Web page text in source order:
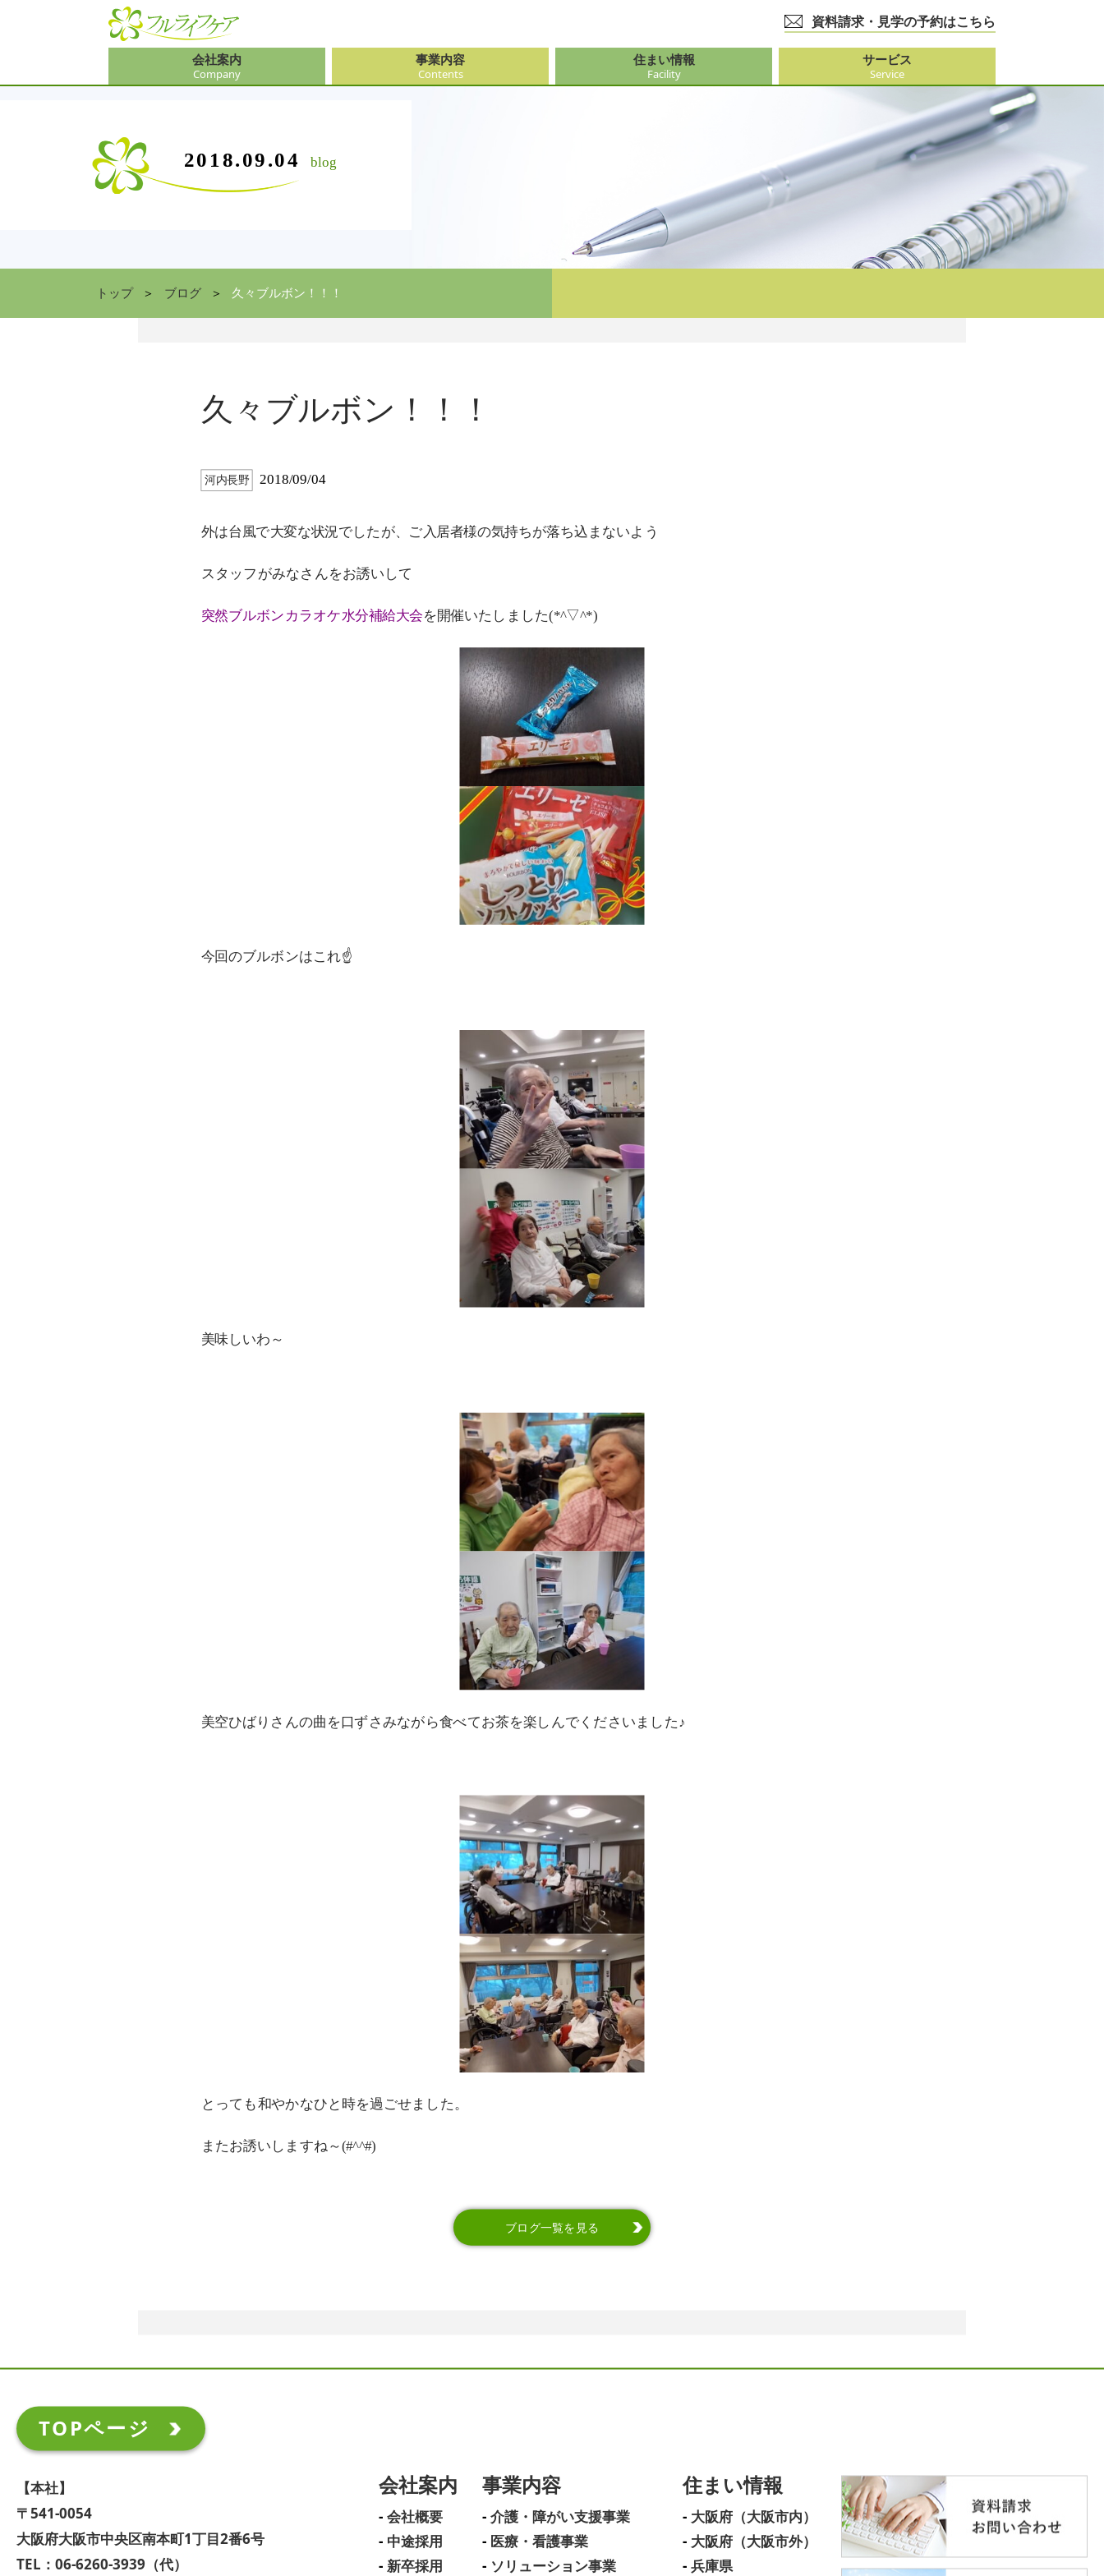
資料請求・見学の予約はこちら
会社案内
Company
会社案内
Company
事業内容
Contents
事業内容
Contents 社会奉仕事業
住まい情報
Facility
住まい情報
サービス
Service
サービス
Service レクリエーション
2018.09.04 blog
トップ ブログ 久々ブルボン！！！
久々ブルボン！！！
河内長野 2018/09/04
外は台風で大変な状況でしたが、ご入居者様の気持ちが落ち込まないよう
スタッフがみなさんをお誘いして
突然ブルボンカラオケ水分補給大会を開催いたしました(*^▽^*)
今回のブルボンはこれ☝
美味しいわ～
美空ひばりさんの曲を口ずさみながら食べてお茶を楽しんでくださいました♪
とっても和やかなひと時を過ごせました。
またお誘いしますね～(#^^#)
ブログ一覧を見る
TOPページ
【本社】
〒541-0054
大阪府大阪市中央区南本町1丁目2番6号
TEL：06-6260-3939（代）
会社案内
会社概要
中途採用
新卒採用
事業内容
介護・障がい支援事業
医療・看護事業
ソリューション事業
住まい情報
大阪府（大阪市内）
大阪府（大阪市外）
兵庫県